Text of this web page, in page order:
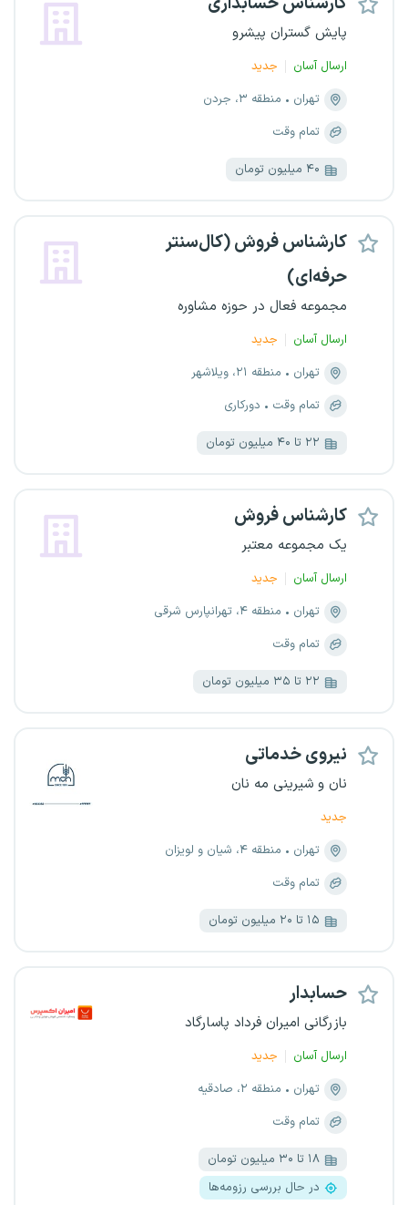
پایش گستران پیشرو
ارسال آسان
جدید
تهران
منطقه ۳، جردن
تمام وقت
۴۰ میلیون تومان
کارشناس فروش (کال‌سنتر
حرفه‌ای)
مجموعه فعال در حوزه مشاوره
ارسال آسان
جدید
تهران
منطقه ۲۱، ویلاشهر
تمام وقت
دورکاری
۲۲ تا ۴۰ میلیون تومان
کارشناس فروش
یک مجموعه معتبر
ارسال آسان
جدید
تهران
منطقه ۴، تهرانپارس شرقی
تمام وقت
۲۲ تا ۳۵ میلیون تومان
نیروی خدماتی
نان و شیرینی مه نان
جدید
تهران
منطقه ۴، شیان و لویزان
تمام وقت
۱۵ تا ۲۰ میلیون تومان
حسابدار
بازرگانی امیران فرداد پاسارگاد
ارسال آسان
جدید
تهران
منطقه ۲، صادقیه
تمام وقت
۱۸ تا ۳۰ میلیون تومان
در حال بررسی رزومه‌ها